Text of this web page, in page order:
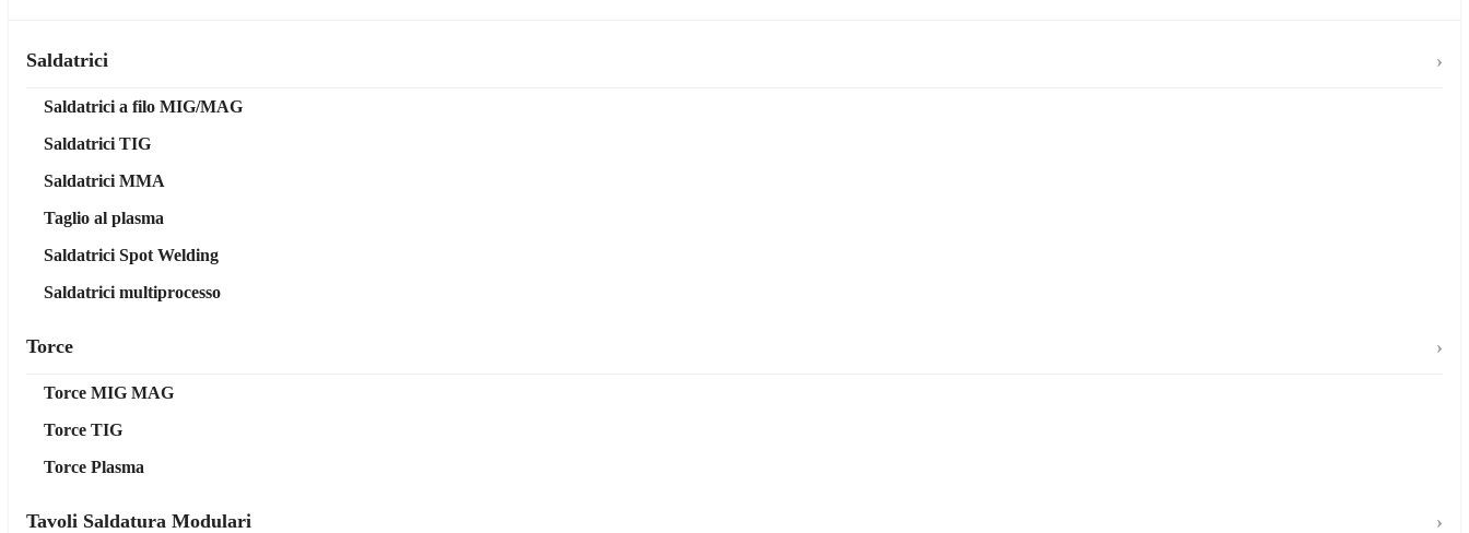
Saldatrici
Saldatrici a filo MIG/MAG
Saldatrici TIG
Saldatrici MMA
Taglio al plasma
Saldatrici Spot Welding
Saldatrici multiprocesso
Torce
Torce MIG MAG
Torce TIG
Torce Plasma
Tavoli Saldatura Modulari